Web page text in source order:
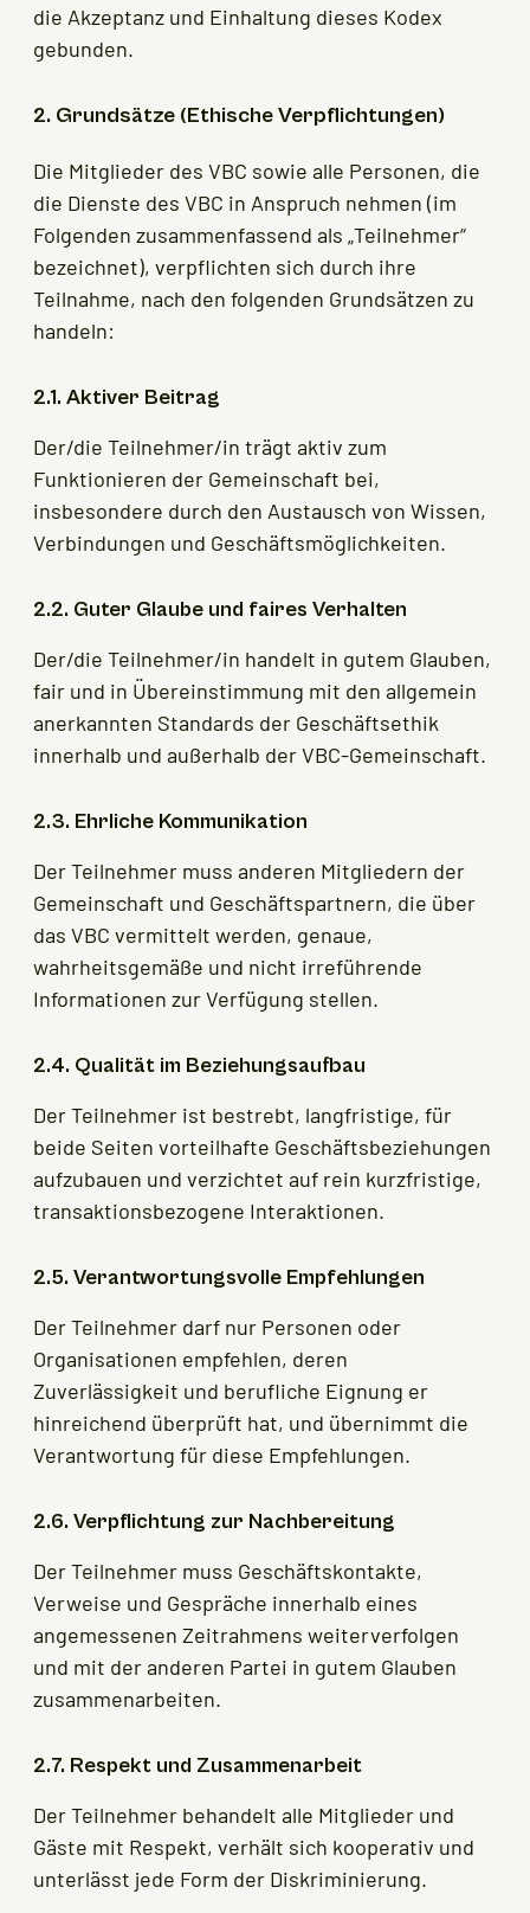
die Akzeptanz und Einhaltung dieses Kodex
gebunden.
2. Grundsätze (Ethische Verpflichtungen)
Die Mitglieder des VBC sowie alle Personen, die
die Dienste des VBC in Anspruch nehmen (im
Folgenden zusammenfassend als „Teilnehmer“
bezeichnet), verpflichten sich durch ihre
Teilnahme, nach den folgenden Grundsätzen zu
handeln:
2.1. Aktiver Beitrag
Der/die Teilnehmer/in trägt aktiv zum
Funktionieren der Gemeinschaft bei,
insbesondere durch den Austausch von Wissen,
Verbindungen und Geschäftsmöglichkeiten.
2.2. Guter Glaube und faires Verhalten
Der/die Teilnehmer/in handelt in gutem Glauben,
fair und in Übereinstimmung mit den allgemein
anerkannten Standards der Geschäftsethik
innerhalb und außerhalb der VBC-Gemeinschaft.
2.3. Ehrliche Kommunikation
Der Teilnehmer muss anderen Mitgliedern der
Gemeinschaft und Geschäftspartnern, die über
das VBC vermittelt werden, genaue,
wahrheitsgemäße und nicht irreführende
Informationen zur Verfügung stellen.
2.4. Qualität im Beziehungsaufbau
Der Teilnehmer ist bestrebt, langfristige, für
beide Seiten vorteilhafte Geschäftsbeziehungen
aufzubauen und verzichtet auf rein kurzfristige,
transaktionsbezogene Interaktionen.
2.5. Verantwortungsvolle Empfehlungen
Der Teilnehmer darf nur Personen oder
Organisationen empfehlen, deren
Zuverlässigkeit und berufliche Eignung er
hinreichend überprüft hat, und übernimmt die
Verantwortung für diese Empfehlungen.
2.6. Verpflichtung zur Nachbereitung
Der Teilnehmer muss Geschäftskontakte,
Verweise und Gespräche innerhalb eines
angemessenen Zeitrahmens weiterverfolgen
und mit der anderen Partei in gutem Glauben
zusammenarbeiten.
2.7. Respekt und Zusammenarbeit
Der Teilnehmer behandelt alle Mitglieder und
Gäste mit Respekt, verhält sich kooperativ und
unterlässt jede Form der Diskriminierung.